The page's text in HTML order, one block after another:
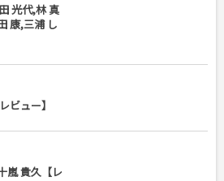
光代,林 真
康,三浦 し
ビュー】
嵐 貴久【レ